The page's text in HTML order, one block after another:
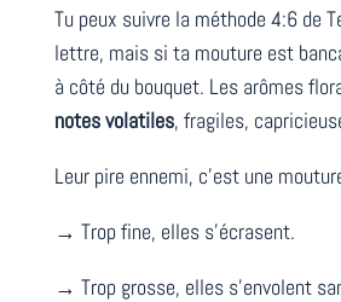
Tu peux suivre la méthode 4:6 de
lettre, mais si ta mouture est
à côté du bouquet. Les arômes
notes volatiles, fragiles,
Leur pire ennemi, c’est une
→ Trop fine, elles s’écrasent.
→ Trop grosse, elles s’envolent